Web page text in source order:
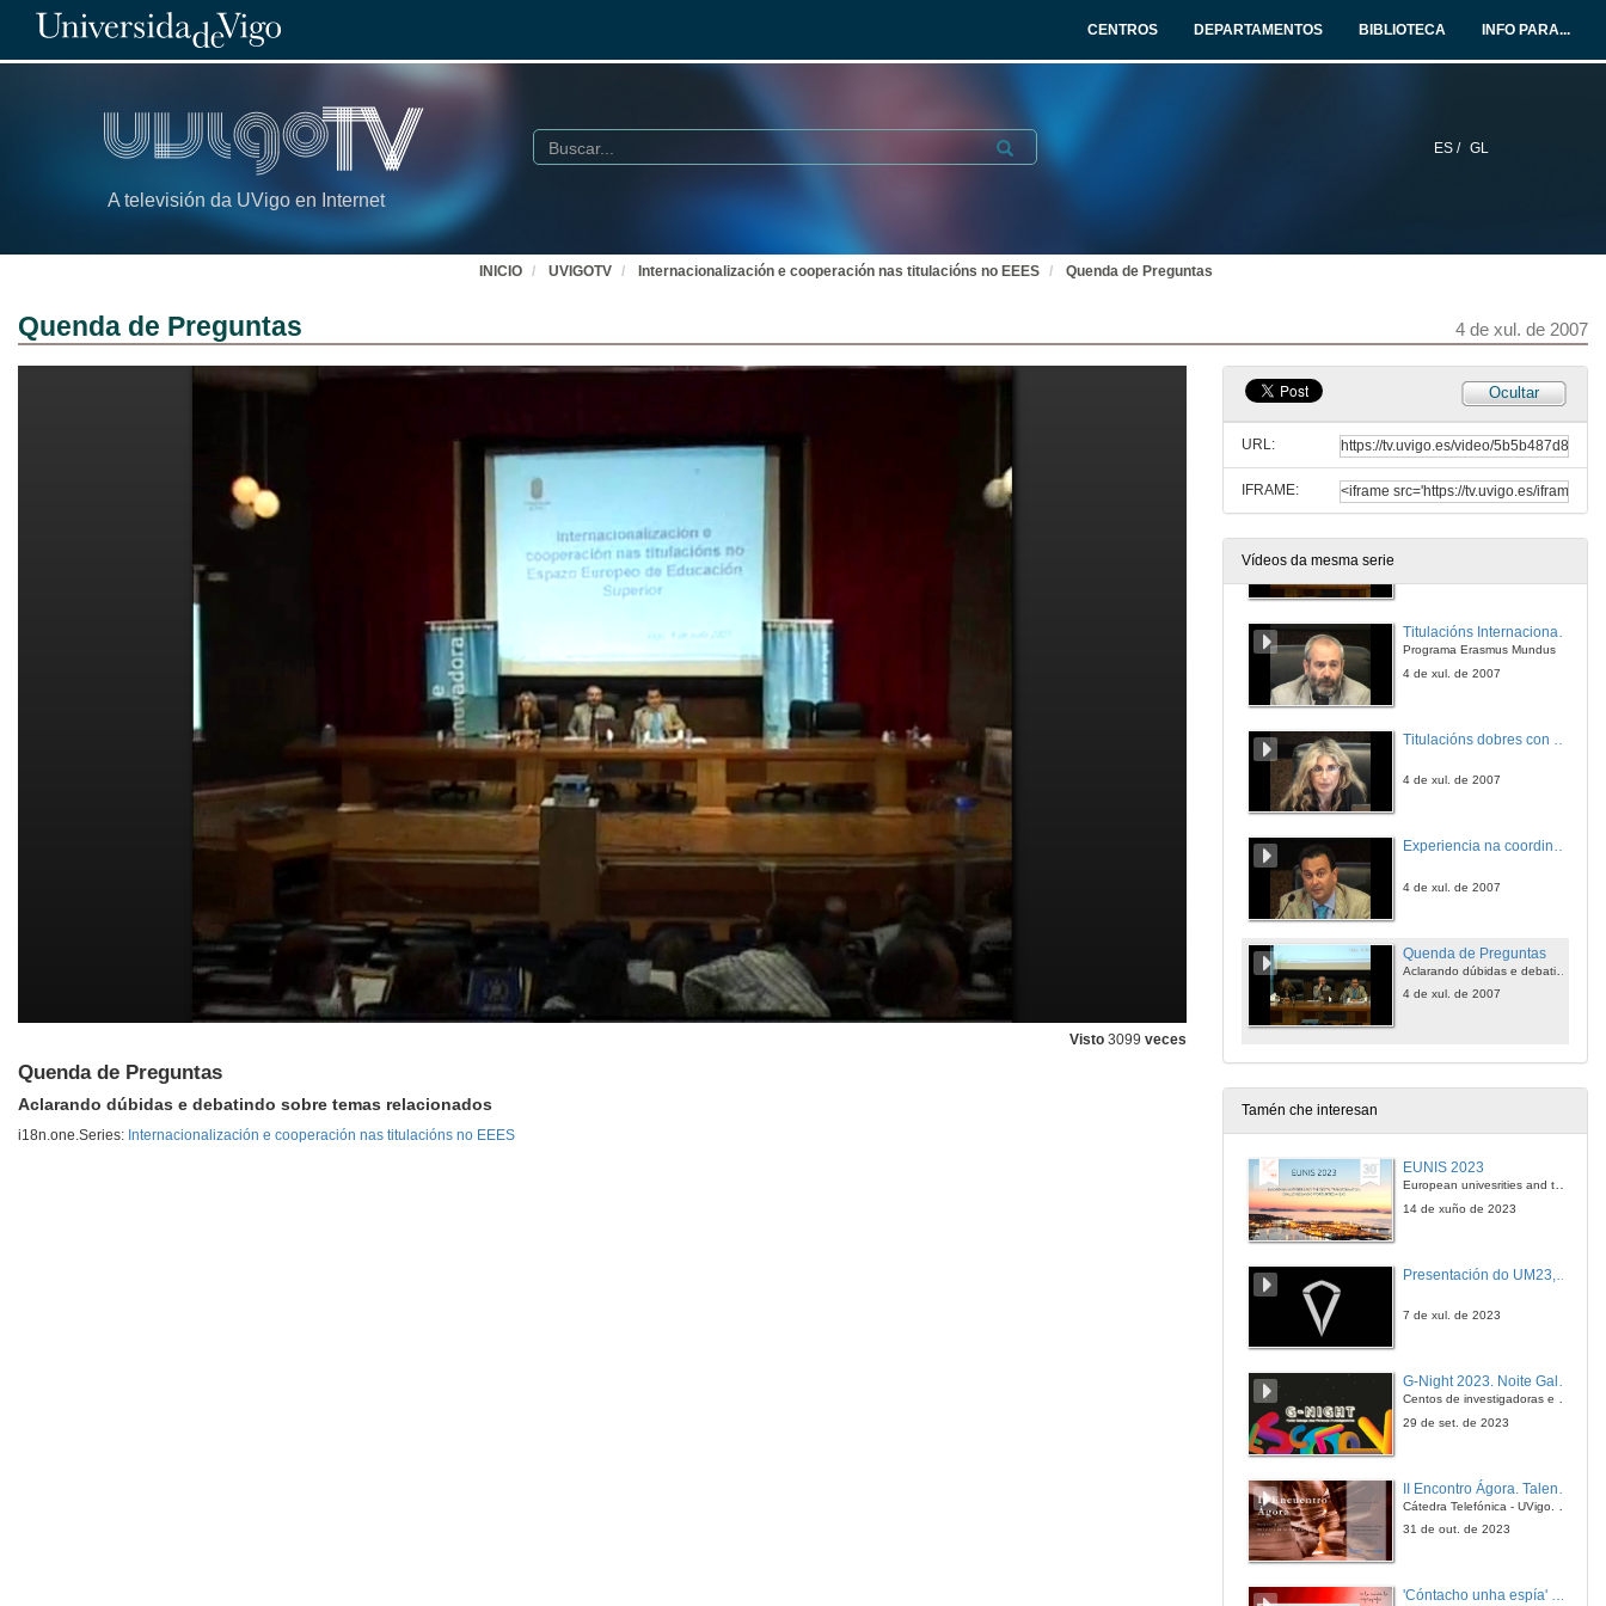
CENTROS DEPARTAMENTOS BIBLIOTECA INFO PARA...
A televisión da UVigo en Internet
ES / GL
Buscar Submit
INICIO UVIGOTV Internacionalización e cooperación nas titulacións no EEES Quenda de Preguntas
Quenda de Preguntas 4 de xul. de 2007
Visto 3099 veces
Quenda de Preguntas
Aclarando dúbidas e debatindo sobre temas relacionados
i18n.one.Series: Internacionalización e cooperación nas titulacións no EEES
Ocultar
URL:
IFRAME:
Vídeos da mesma serie
4 de xul. de 2007
4 de xul. de 2007
Aclarando dúbidas e debatindo sobre temas relacionados
Titulacións Internacionais de Postgrao
Programa Erasmus Mundus
4 de xul. de 2007
4 de xul. de 2007
Experiencia na coordinación e xestión dun Máster Erasmus Mundus
4 de xul. de 2007
Quenda de Preguntas
Aclarando dúbidas e debatindo sobre temas relacionados
4 de xul. de 2007
Tamén che interesan
EUNIS 2023
European univesrities and the digital transformation: challenges and opportunities ahead
14 de xuño de 2023
7 de xul. de 2023
G-Night 2023. Noite Galega das Persoas Investigadoras. Conciencias creativas
Centos de investigadoras e investigadores, decenas de actividades e sete cidades
29 de set. de 2023
Cátedra Telefónica - UVigo. Espazos de innovación
31 de out. de 2023
'Cóntacho unha espía' Reto